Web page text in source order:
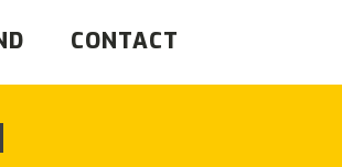
CONTACT